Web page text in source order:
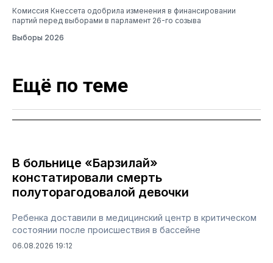
Комиссия Кнессета одобрила изменения в финансировании
партий перед выборами в парламент 26-го созыва
Выборы 2026
Ещё по теме
В больнице «Барзилай»
констатировали смерть
полуторагодовалой девочки
Ребенка доставили в медицинский центр в критическом
состоянии после происшествия в бассейне
06.08.2026 19:12